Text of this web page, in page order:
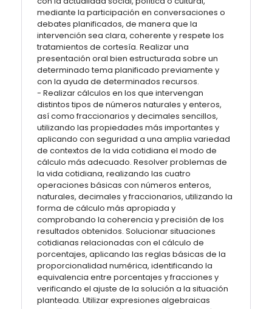
mediante la participación en conversaciones o
debates planificados, de manera que la
intervención sea clara, coherente y respete los
tratamientos de cortesía. Realizar una
presentación oral bien estructurada sobre un
determinado tema planificado previamente y
con la ayuda de determinados recursos.
- Realizar cálculos en los que intervengan
distintos tipos de números naturales y enteros,
así como fraccionarios y decimales sencillos,
utilizando las propiedades más importantes y
aplicando con seguridad a una amplia variedad
de contextos de la vida cotidiana el modo de
cálculo más adecuado. Resolver problemas de
la vida cotidiana, realizando las cuatro
operaciones básicas con números enteros,
naturales, decimales y fraccionarios, utilizando la
forma de cálculo más apropiada y
comprobando la coherencia y precisión de los
resultados obtenidos. Solucionar situaciones
cotidianas relacionadas con el cálculo de
porcentajes, aplicando las reglas básicas de la
proporcionalidad numérica, identificando la
equivalencia entre porcentajes y fracciones y
verificando el ajuste de la solución a la situación
planteada. Utilizar expresiones algebraicas